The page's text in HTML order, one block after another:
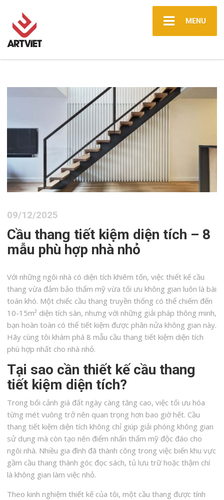
MENU
09/12/2025
Cầu thang tiết kiệm diện tích – 8
mẫu phù hợp nhà nhỏ
Với những ngôi nhà có diện tích khiêm tốn, việc thiết kế cầu
thang vừa đảm bảo thẩm mỹ vừa tối ưu không gian luôn là bài
toán khó. Một chiếc cầu thang truyền thống có thể chiếm đến
10-15m² diện tích sàn, nhưng với những giải pháp thông minh,
bạn hoàn toàn có thể tiết kiệm được phân nửa không gian này.
Hãy cùng tôi khám phá 8 mẫu cầu thang tiết kiệm diện tích
phù hợp nhất cho nhà nhỏ.
Tại sao cần thiết kế cầu thang
tiết kiệm diện tích?
Trong bối cảnh giá đất ngày càng tăng cao, việc tối ưu hóa
từng mét vuông trở nên quan trọng hơn bao giờ hết. Cầu
thang tiết kiệm diện tích không chỉ giúp giải phóng không gian
sử dụng mà còn tạo nên điểm nhấn thẩm mỹ độc đáo cho
ngôi nhà. Nhiều gia đình đã thành công trong việc biến khu vực
gầm cầu thang thành góc đọc sách, tủ lưu trữ hoặc thậm chí
là không gian làm việc nhỏ.
Theo kinh nghiệm thiết kế của tôi, một cầu thang được tính